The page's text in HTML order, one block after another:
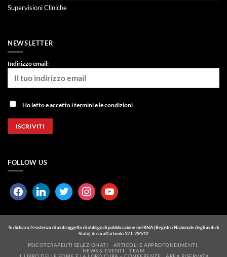
Supervisioni Cliniche
NEWSLETTER
Indirizzo email:
Ho letto e accetto i termini e le condizioni
FOLLOW US
facebooklinkedin twitter instagramyoutube
Si dichiara l’esistenza di aiuti oggetto di obbligo di pubblicazione nel RNA (Registro Nazionale degli aiuti di
Stato) di cui all’articolo 52 L.234/12
PSICOTERAPEUTI SELEZIONATI
ARTICOLI E APPROFONDIMENTI
NEWS & EVENTI
TEAM